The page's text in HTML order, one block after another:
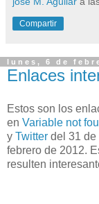
Compartir
lunes, 6 de
Enlaces
Estos son los
en Variable not
y Twitter del 31 de
febrero de 2012.
resulten